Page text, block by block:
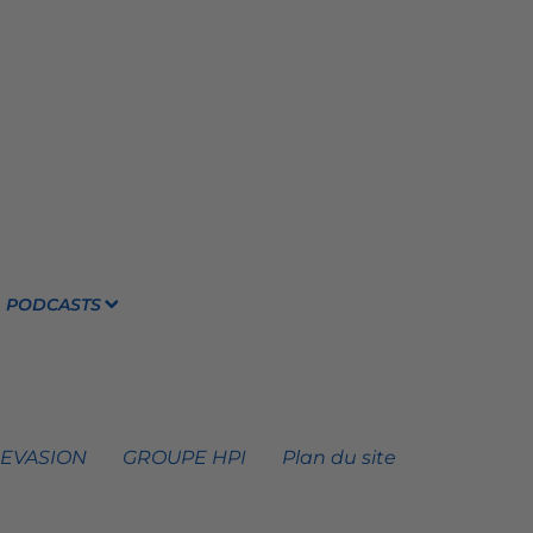
PODCASTS
GROUPE HPI Plan du site